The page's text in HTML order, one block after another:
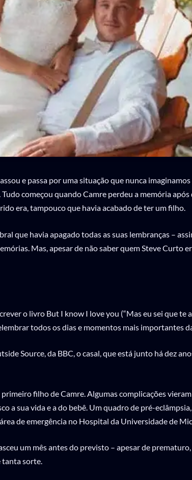
e passa por uma situação que nunca
começou quando Camre perdeu a memória após
era, tampouco que havia acabado de ter um filho.
que havia apagado todas as suas lembranças –
Mas, apesar de não saber quem Steve Curto
o livro But I know I love you (“Mas eu sei que te
todos os dias e momentos mais importantes
Source, da BBC, o casal, que está junto há dez
primeiro filho de Camre. Algumas complicações
a sua vida e a do bebê. Um quadro de pré-
de emergência no Hospital da Universidade de
um mês antes do previsto – apesar de
tanta sorte.